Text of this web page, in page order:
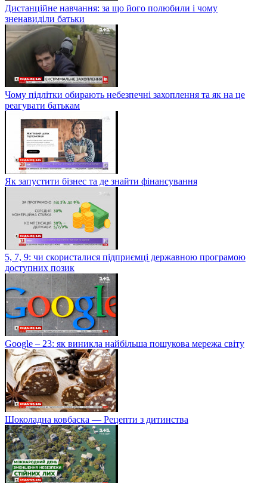
Дистанційне навчання: за що його полюбили і чому
зненавиділи батьки
Чому підлітки обирають небезпечні захоплення та як на це
реагувати батькам
Як запустити бізнес та де знайти фінансування
5, 7, 9: чи скористалися підприємці державною програмою
доступних позик
Google – 23: як виникла найбільша пошукова мережа світу
Шоколадна ковбаска — Рецепти з дитинства